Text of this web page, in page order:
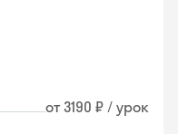
от 3190 ₽ / урок